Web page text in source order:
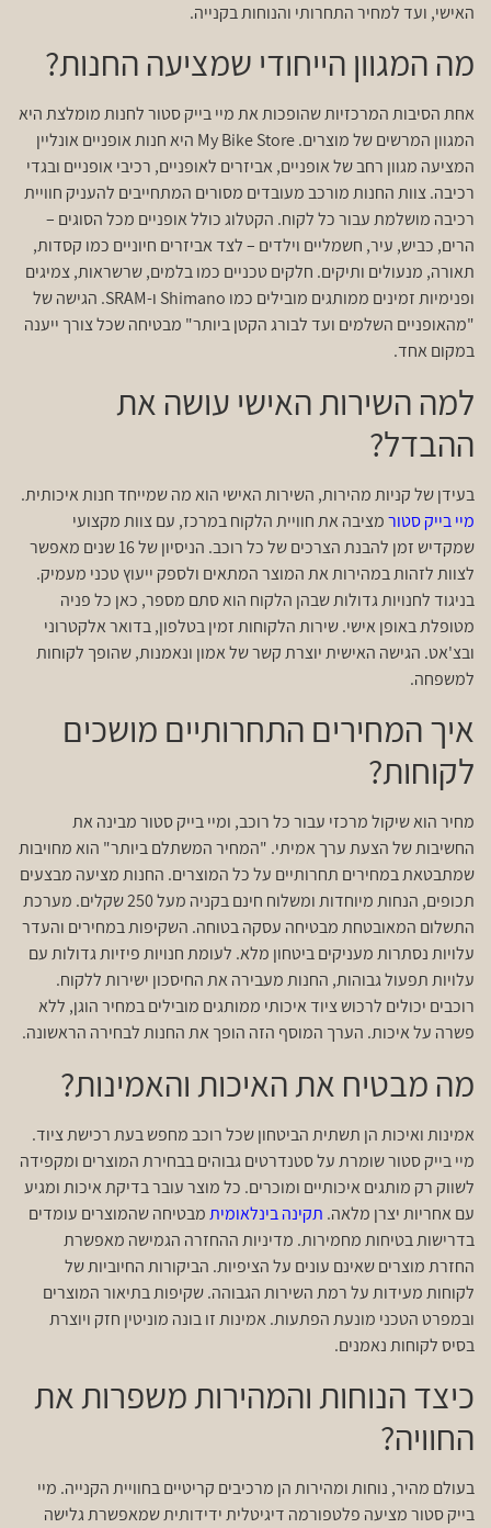
האישי, ועד למחיר התחרותי והנוחות בקנייה.
מה המגוון הייחודי שמציעה החנות?
אחת הסיבות המרכזיות שהופכות את מיי בייק סטור לחנות מומלצת היא
המגוון המרשים של מוצרים. My Bike Store היא חנות אופניים אונליין
המציעה מגוון רחב של אופניים, אביזרים לאופניים, רכיבי אופניים ובגדי
רכיבה. צוות החנות מורכב מעובדים מסורים המתחייבים להעניק חוויית
רכיבה מושלמת עבור כל לקוח. הקטלוג כולל אופניים מכל הסוגים –
הרים, כביש, עיר, חשמליים וילדים – לצד אביזרים חיוניים כמו קסדות,
תאורה, מנעולים ותיקים. חלקים טכניים כמו בלמים, שרשראות, צמיגים
ופנימיות זמינים ממותגים מובילים כמו Shimano ו-SRAM. הגישה של
"מהאופניים השלמים ועד לבורג הקטן ביותר" מבטיחה שכל צורך ייענה
במקום אחד.
למה השירות האישי עושה את
ההבדל?
בעידן של קניות מהירות, השירות האישי הוא מה שמייחד חנות איכותית.
מיי בייק סטורמציבה את חוויית הלקוח במרכז, עם צוות מקצועי
שמקדיש זמן להבנת הצרכים של כל רוכב. הניסיון של 16 שנים מאפשר
לצוות לזהות במהירות את המוצר המתאים ולספק ייעוץ טכני מעמיק.
בניגוד לחנויות גדולות שבהן הלקוח הוא סתם מספר, כאן כל פניה
מטופלת באופן אישי. שירות הלקוחות זמין בטלפון, בדואר אלקטרוני
ובצ'אט. הגישה האישית יוצרת קשר של אמון ונאמנות, שהופך לקוחות
למשפחה.
איך המחירים התחרותיים מושכים
לקוחות?
מחיר הוא שיקול מרכזי עבור כל רוכב, ומיי בייק סטור מבינה את
החשיבות של הצעת ערך אמיתי. "המחיר המשתלם ביותר" הוא מחויבות
שמתבטאת במחירים תחרותיים על כל המוצרים. החנות מציעה מבצעים
תכופים, הנחות מיוחדות ומשלוח חינם בקניה מעל 250 שקלים. מערכת
התשלום המאובטחת מבטיחה עסקה בטוחה. השקיפות במחירים והעדר
עלויות נסתרות מעניקים ביטחון מלא. לעומת חנויות פיזיות גדולות עם
עלויות תפעול גבוהות, החנות מעבירה את החיסכון ישירות ללקוח.
רוכבים יכולים לרכוש ציוד איכותי ממותגים מובילים במחיר הוגן, ללא
פשרה על איכות. הערך המוסף הזה הופך את החנות לבחירה הראשונה.
מה מבטיח את האיכות והאמינות?
אמינות ואיכות הן תשתית הביטחון שכל רוכב מחפש בעת רכישת ציוד.
מיי בייק סטור שומרת על סטנדרטים גבוהים בבחירת המוצרים ומקפידה
לשווק רק מותגים איכותיים ומוכרים. כל מוצר עובר בדיקת איכות ומגיע
עם אחריות יצרן מלאה. תקינה בינלאומיתמבטיחה שהמוצרים עומדים
בדרישות בטיחות מחמירות. מדיניות ההחזרה הגמישה מאפשרת
החזרת מוצרים שאינם עונים על הציפיות. הביקורות החיוביות של
לקוחות מעידות על רמת השירות הגבוהה. שקיפות בתיאור המוצרים
ובמפרט הטכני מונעת הפתעות. אמינות זו בונה מוניטין חזק ויוצרת
בסיס לקוחות נאמנים.
כיצד הנוחות והמהירות משפרות את
החוויה?
בעולם מהיר, נוחות ומהירות הן מרכיבים קריטיים בחוויית הקנייה. מיי
בייק סטור מציעה פלטפורמה דיגיטלית ידידותית שמאפשרת גלישה